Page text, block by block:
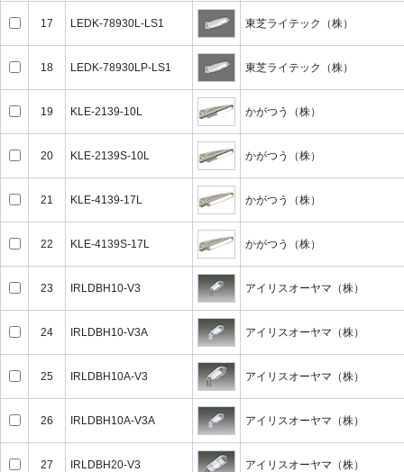
17 LEDK-78930L-LS1 東芝ライテック（株）
18 LEDK-78930LP-LS1 東芝ライテック（株）
19 KLE-2139-10L かがつう（株）
20 KLE-2139S-10L かがつう（株）
21 KLE-4139-17L かがつう（株）
22 KLE-4139S-17L かがつう（株）
23 IRLDBH10-V3 アイリスオーヤマ（株）
24 IRLDBH10-V3A アイリスオーヤマ（株）
25 IRLDBH10A-V3 アイリスオーヤマ（株）
26 IRLDBH10A-V3A アイリスオーヤマ（株）
27 IRLDBH20-V3 アイリスオーヤマ（株）